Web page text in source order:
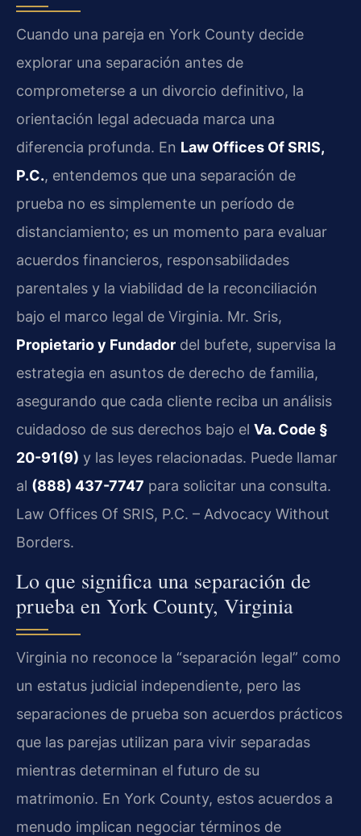
Cuando una pareja en York County decide
explorar una separación antes de
comprometerse a un divorcio definitivo, la
orientación legal adecuada marca una
diferencia profunda. En Law Offices Of SRIS,
P.C., entendemos que una separación de
prueba no es simplemente un período de
distanciamiento; es un momento para evaluar
acuerdos financieros, responsabilidades
parentales y la viabilidad de la reconciliación
bajo el marco legal de Virginia. Mr. Sris,
Propietario y Fundador del bufete, supervisa la
estrategia en asuntos de derecho de familia,
asegurando que cada cliente reciba un análisis
cuidadoso de sus derechos bajo el Va. Code §
20-91(9) y las leyes relacionadas. Puede llamar
al (888) 437-7747 para solicitar una consulta.
Law Offices Of SRIS, P.C. – Advocacy Without
Borders.
Lo que significa una separación de
prueba en York County, Virginia
Virginia no reconoce la “separación legal” como
un estatus judicial independiente, pero las
separaciones de prueba son acuerdos prácticos
que las parejas utilizan para vivir separadas
mientras determinan el futuro de su
matrimonio. En York County, estos acuerdos a
menudo implican negociar términos de